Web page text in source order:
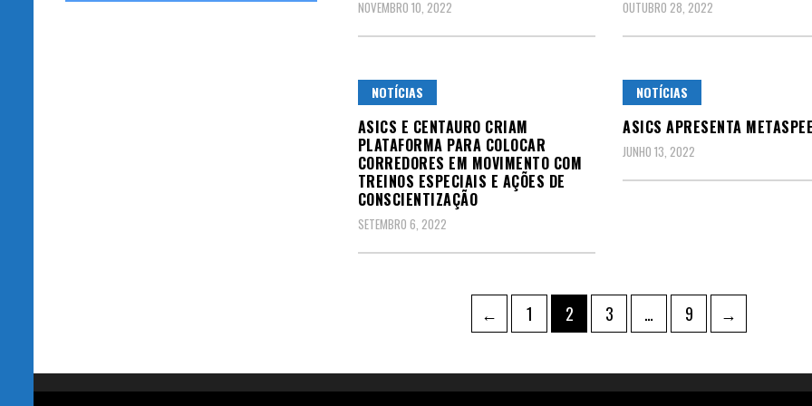
NOVEMBRO 10, 2022 OUTUBRO 28, 2022
NOTÍCIAS
ASICS E CENTAURO CRIAM
PLATAFORMA PARA COLOCAR
CORREDORES EM MOVIMENTO COM
TREINOS ESPECIAIS E AÇÕES DE
CONSCIENTIZAÇÃO
SETEMBRO 6, 2022
NOTÍCIAS
ASICS APRESENTA
JUNHO 13, 2022
posts
← Page
1 Page
2 Page
3 … Page
9 →